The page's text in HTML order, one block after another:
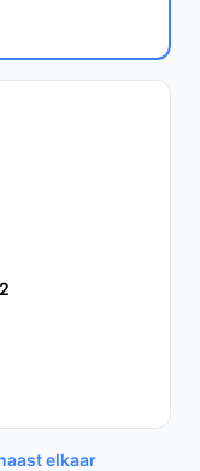
is een
hechten
heldere beeld,
biedt het
prijzen op
wat perfect
elkaar